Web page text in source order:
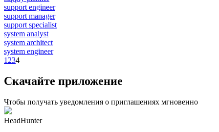
support engineer
support manager
support specialist
system analyst
system architect
system engineer
1 234
Скачайте приложение
Чтобы получать уведомления о приглашениях мгновенно
HeadHunter